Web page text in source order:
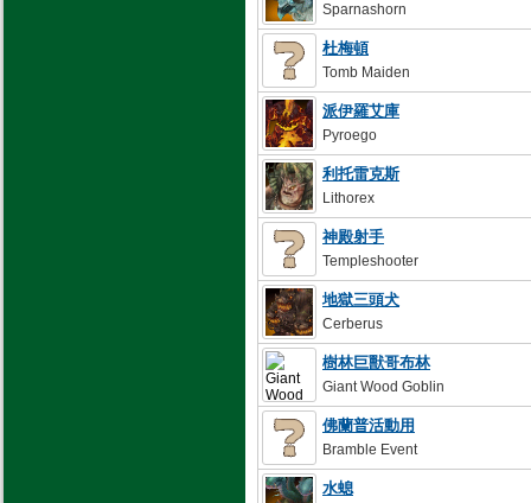
Sparnashorn
杜梅頓
Tomb Maiden
派伊羅艾庫
Pyroego
利托雷克斯
Lithorex
神殿射手
Templeshooter
地獄三頭犬
Cerberus
樹林巨獸哥布林
Giant Wood Goblin
佛蘭普活動用
Bramble Event
水螅